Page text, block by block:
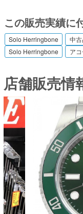
この販売実績に
Solo Herringbone 中
Solo Herringbone
ア
店舗販売情